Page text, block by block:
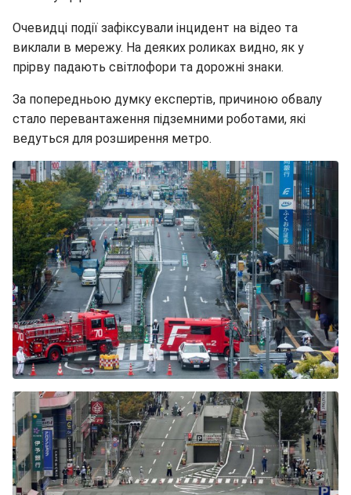
Очевидці події зафіксували інцидент на відео та
виклали в мережу. На деяких роликах видно, як у
прірву падають світлофори та дорожні знаки.
За попередньою думку експертів, причиною обвалу
стало перевантаження підземними роботами, які
ведуться для розширення метро.